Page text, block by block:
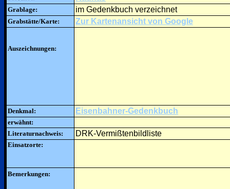
Grablage: im Gedenkbuch verzeichnet
Grabstätte/Karte: Zur Kartenansicht von Google
Auszeichnungen:
Denkmal: Eisenbahner-Gedenkbuch
erwähnt:
Literaturnachweis:
DRK-Vermißtenbildliste
Einsatzorte:
Bemerkungen: